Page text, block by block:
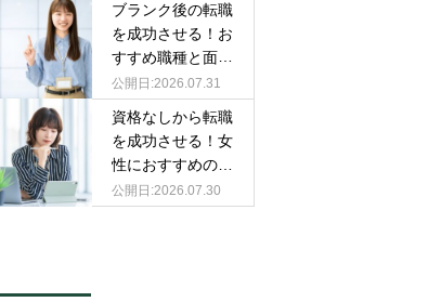
ブランク後の転職
を成功させる！お
すすめ職種と面接
での伝え方2026.07.31
資格なしから転職
を成功させる！女
性におすすめの職
種と選び方2026.07.30